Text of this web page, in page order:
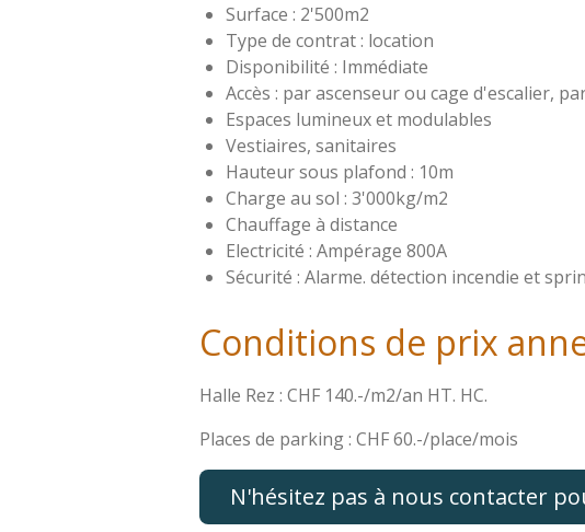
Surface : 2'500m2
Type de contrat : location
Disponibilité : Immédiate
Accès : par ascenseur ou cage d'escalier,
Espaces lumineux et modulables
Vestiaires, sanitaires
Hauteur sous plafond : 10m
Charge au sol : 3'000kg/m2
Chauffage à distance
Electricité : Ampérage 800A
Sécurité : Alarme. détection incendie et
Conditions de prix
Halle Rez : CHF 140.-/m2/an HT. HC.
Places de parking : CHF 60.-/place/mois
N'hésitez pas à nous contacter